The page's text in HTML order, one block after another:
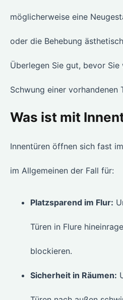
möglicherweise eine
oder die Behebung
Überlegen Sie gut, bevor Sie
Schwung einer vorhandenen
Was ist mit
Innentüren öffnen sich fast
im Allgemeinen der Fall für:
Platzsparend im Flur:
Türen in Flure
blockieren.
Sicherheit in Räumen: